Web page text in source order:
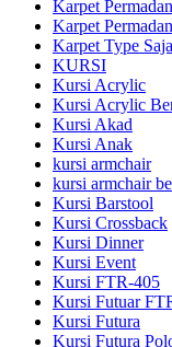
Karpet
Karpet
Karpet Type
KURSI
Kursi Acrylic
Kursi Acrylic
Kursi Akad
Kursi Anak
kursi armchair
kursi armchair
Kursi Barstool
Kursi Crossback
Kursi Dinner
Kursi Event
Kursi FTR-405
Kursi Futuar
Kursi Futura
Kursi Futura